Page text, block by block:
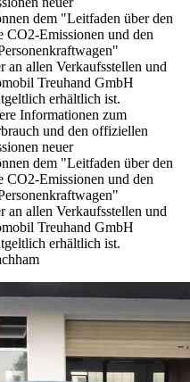
dem "Leitfaden über den
Emissionen und den
an allen Verkaufsstellen und
Treuhand GmbH
erhältlich ist.
Informationen zum
und den offiziellen
neuer
dem "Leitfaden über den
Emissionen und den
an allen Verkaufsstellen und
Treuhand GmbH
erhältlich ist.